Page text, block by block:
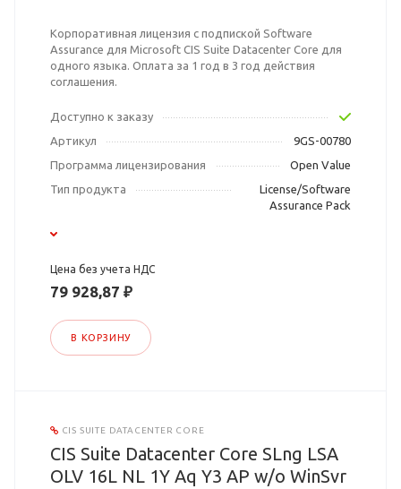
Корпоративная лицензия с подпиской Software
Assurance для Microsoft CIS Suite Datacenter Core для
одного языка. Оплата за 1 год в 3 год действия
соглашения.
Доступно к заказу
Артикул
9GS-00780
Программа лицензирования
Open Value
Тип продукта
License/Software
Assurance Pack
Цена без учета НДС
79 928,87 ₽
В КОРЗИНУ
CIS SUITE DATACENTER CORE
CIS Suite Datacenter Core SLng LSA
OLV 16L NL 1Y Aq Y3 AP w/o WinSvr